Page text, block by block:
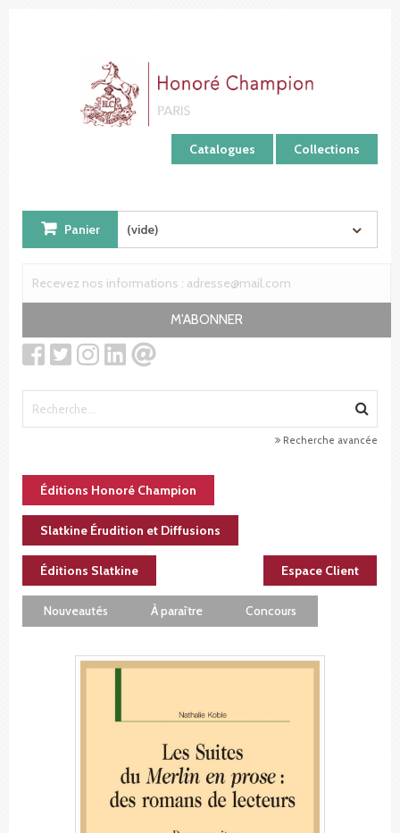
Catalogues Collections
Panier (vide)
M'ABONNER
Recherche avancée
Éditions Honoré Champion
Slatkine Érudition et Diffusions
Éditions Slatkine Espace Client
Nouveautés À paraître Concours